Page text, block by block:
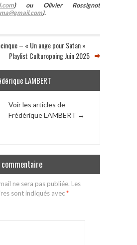
) ou Olivier Rossignot
).
– « Un ange pour Satan »
Playlist Culturopoing Juin 2025
LAMBERT
Voir les articles de
Frédérique LAMBERT →
ne sera pas publiée. Les
sont indiqués avec*